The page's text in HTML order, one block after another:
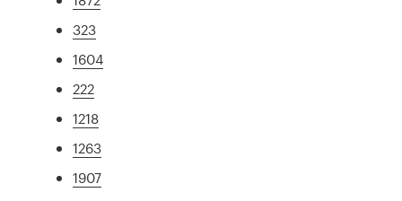
323
1604
222
1218
1263
1907